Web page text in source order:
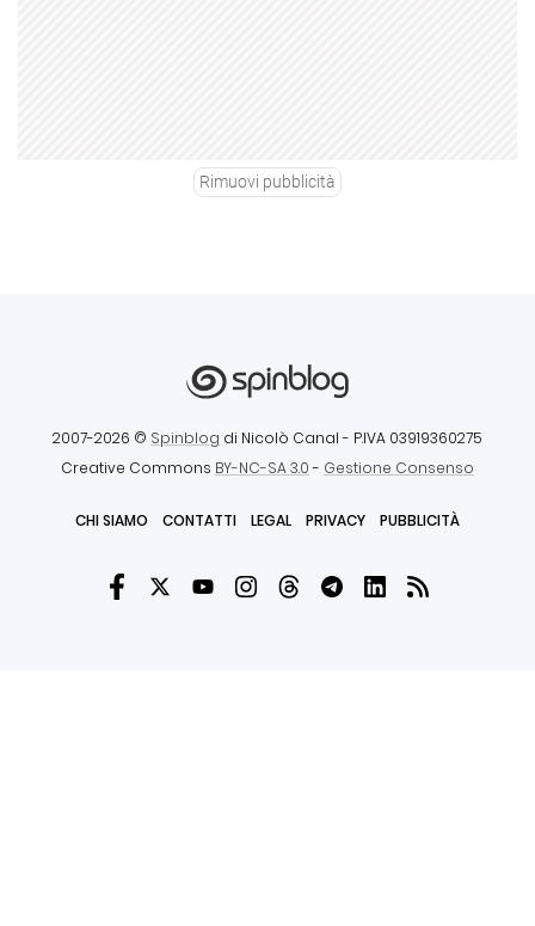
Rimuovi pubblicità
2007-2026 © Spinblog di Nicolò Canal - P.IVA 03919360275
Creative Commons BY-NC-SA 3.0- Gestione Consenso
CHI SIAMO CONTATTI LEGAL PRIVACY PUBBLICITÀ